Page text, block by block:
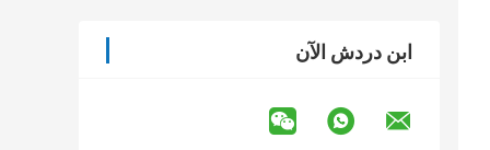
ابن دردش الآن